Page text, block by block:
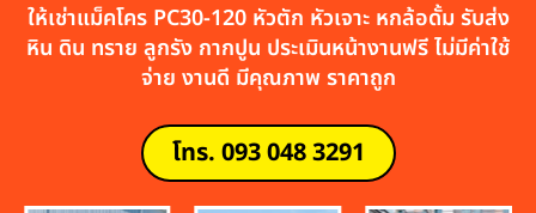
ให้เช่าแม็คโคร PC30-120 หัวตัก หัวเจาะ หกล้อดั้ม รับส่ง
หิน ดิน ทราย ลูกรัง กากปูน ประเมินหน้างานฟรี ไม่มีค่าใช้
จ่าย งานดี มีคุณภาพ ราคาถูก
โทร. 093 048 3291